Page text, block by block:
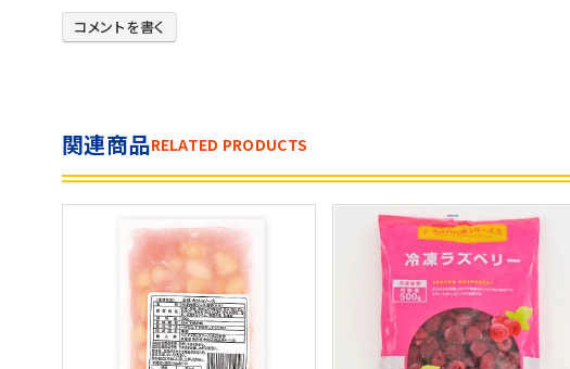
コメントを書く
関連商品RELATED PRODUCTS